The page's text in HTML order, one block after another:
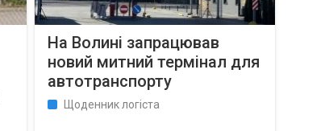
На Волині запрацював
новий митний термінал для
автотранспорту
Щоденник логіста